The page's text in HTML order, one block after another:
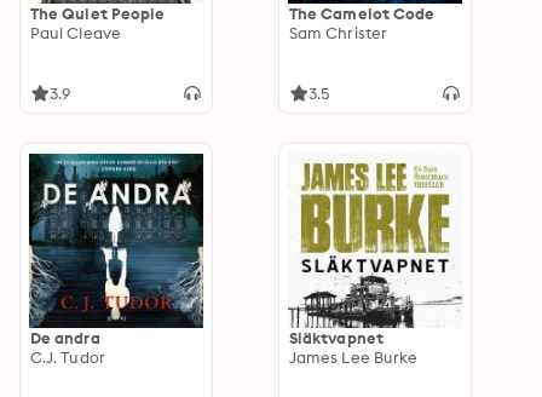
The Quiet People
Paul Cleave
3.9
The Camelot Code
Sam Christer
3.5
De andra
C.J. Tudor
Släktvapnet
James Lee Burke